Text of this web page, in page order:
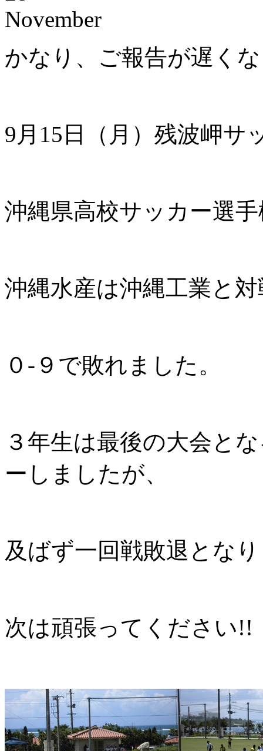
November
かなり、ご報告が遅く
9月15日（月）残波岬サ
沖縄県高校サッカー選
沖縄水産は沖縄工業と
０-９で敗れました。
３年生は最後の大会と
ーしましたが、
及ばず一回戦敗退とな
次は頑張ってください!!